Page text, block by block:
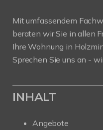
Mit umfassendem
beraten wir Sie in allen
Ihre Wohnung in
Sprechen Sie uns an -
INHALT
Angebote